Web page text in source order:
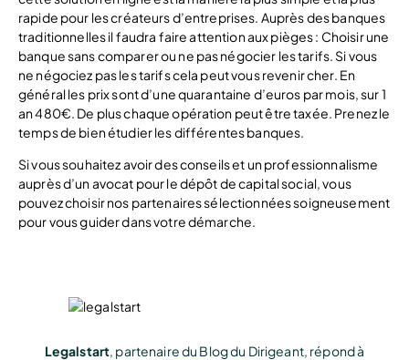
rapide pour les créateurs d’entreprises. Auprès des banques
traditionnelles il faudra faire attention aux pièges : Choisir une
banque sans comparer ou ne pas négocier les tarifs. Si vous
ne négociez pas les tarifs cela peut vous revenir cher. En
général les prix sont d’une quarantaine d’euros par mois, sur 1
an 480€. De plus chaque opération peut être taxée. Prenez le
temps de bien étudier les différentes banques.
Si vous souhaitez avoir des conseils et un professionnalisme
auprès d’un avocat pour le dépôt de capital social, vous
pouvez choisir nos partenaires sélectionnées soigneusement
pour vous guider dans votre démarche.
Legalstart , partenaire du Blog du Dirigeant, répond à